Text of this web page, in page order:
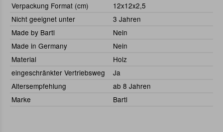
Verpackung Format (cm)
12x12x2,5
Nicht geeignet unter
3 Jahren
Made by Bartl
Nein
Made in Germany
Nein
Material
Holz
eingeschränkter Vertriebsweg
Ja
Altersempfehlung
ab 8 Jahren
Marke
Bartl